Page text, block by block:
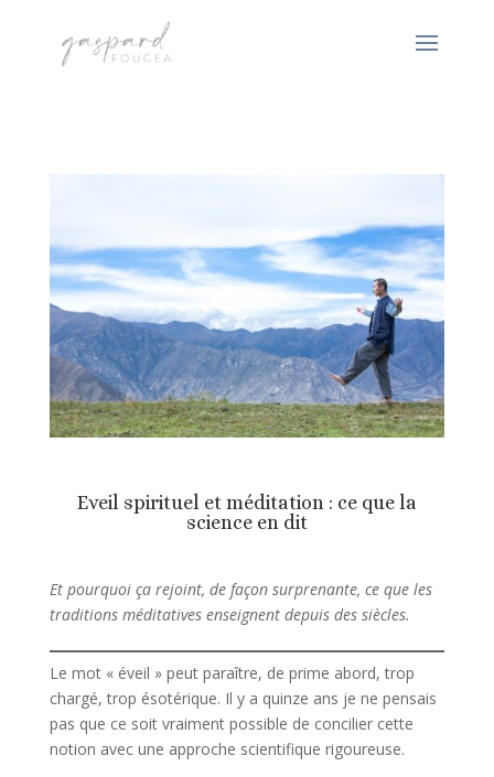
Eveil spirituel et méditation : ce que la
science en dit
Et pourquoi ça rejoint, de façon surprenante, ce que les
traditions méditatives enseignent depuis des siècles.
Le mot « éveil » peut paraître, de prime abord, trop
chargé, trop ésotérique. Il y a quinze ans je ne pensais
pas que ce soit vraiment possible de concilier cette
notion avec une approche scientifique rigoureuse.